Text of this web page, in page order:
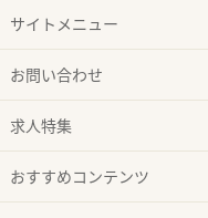
サイトメニュー
お問い合わせ
求人特集
おすすめコンテンツ